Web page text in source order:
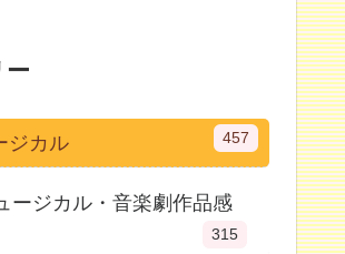
ー
ジカル 457
ージカル・音楽劇作品感
315